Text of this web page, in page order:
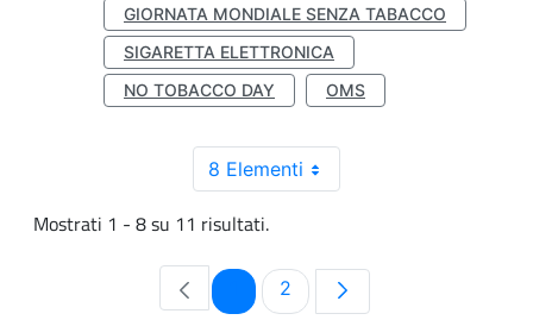
GIORNATA MONDIALE SENZA TABACCO
SIGARETTA ELETTRONICA
NO TOBACCO DAY
OMS
8 Elementi
Mostrati 1 - 8 su 11 risultati.
PaginaPagina
2